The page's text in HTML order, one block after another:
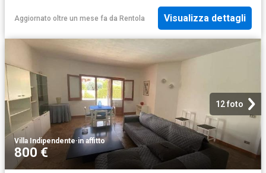
Aggiornato oltre un mese fa da Rentola Visualizza dettagli
12 foto
Villa Indipendente·in affitto
800 €